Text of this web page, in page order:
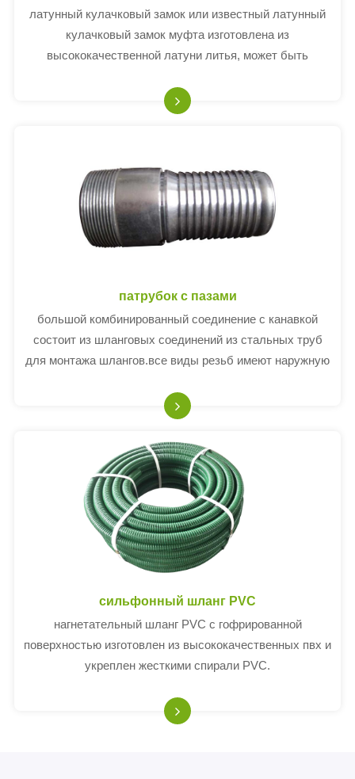
латунный кулачковый замок или известный латунный
кулачковый замок муфта изготовлена из
высококачественной латуни литья, может быть
заклинивание резьбы пригонки.
патрубок с пазами
большой комбинированный соединение с канавкой
состоит из шланговых соединений из стальных труб
для монтажа шлангов.все виды резьб имеют наружную
e.4, "резьбовой наконечник 4" резьбы, подходит 4
"внутренн
сильфонный шланг PVC
нагнетательный шланг PVC с гофрированной
поверхностью изготовлен из высококачественных пвх и
укреплен жесткими спирали PVC.